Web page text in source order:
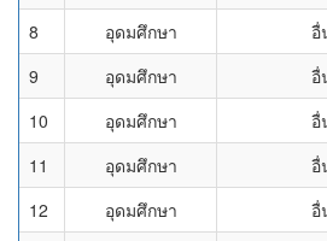
8
อุดมศึกษา อื่
9
อุดมศึกษา อื่
10
อุดมศึกษา อื่
11
อุดมศึกษา อื่
12
อุดมศึกษา อื่